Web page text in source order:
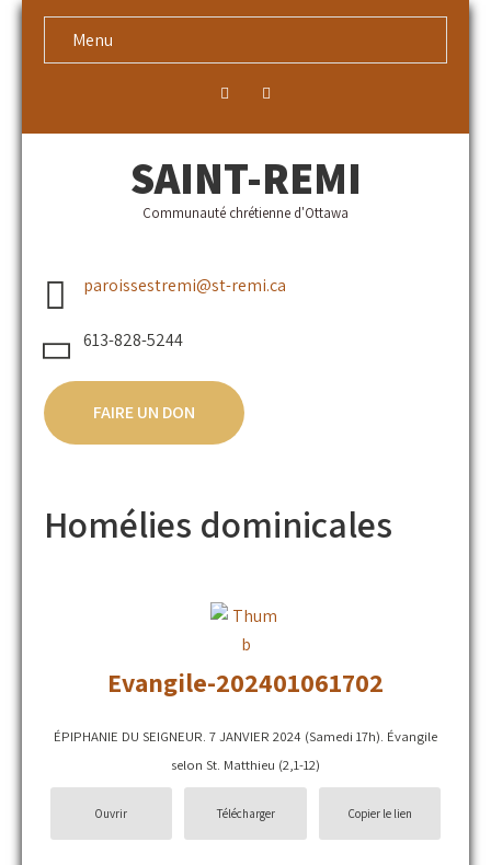
Menu
SAINT-REMI
Communauté chrétienne d'Ottawa
paroissestremi@st-remi.ca
613-828-5244
FAIRE UN DON
Homélies dominicales
Evangile-202401061702
ÉPIPHANIE DU SEIGNEUR. 7 JANVIER 2024 (Samedi 17h). Évangile
selon St. Matthieu (2,1-12)
Ouvrir Télécharger Copier le lien